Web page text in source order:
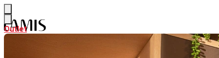
Outlet